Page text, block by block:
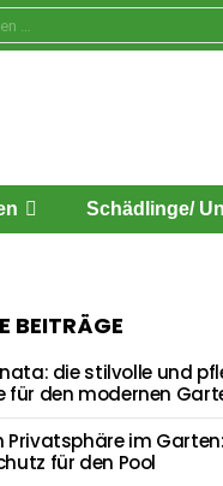
Schädlinge/
BEITRÄGE
die stilvolle und
für den modernen
Privatsphäre im Garten:
für den Pool